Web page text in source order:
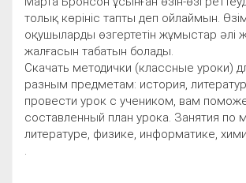
толық көрініс тапты деп ойлаймын.
оқушыларды өзгертетін жұмыстар әлі
жалғасын табатын болады.
Скачать методички (классные уроки)
разным предметам: история,
провести урок с учеником, вам
составленный план урока. Занятия по
литературе, физике, информатике,